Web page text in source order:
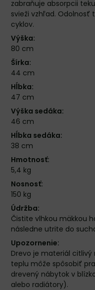
zabraňuje absorpcii
svieži vzhľad.
cyklov.
Výška:
80 cm
Šírka:
44 cm
Hĺbka:
47 cm
Výška sedáka:
46 cm
Hĺbka sedáka:
38 cm
Hmotnosť:
5,4 kg
Nosnosť:
150 kg
Údržba:
Čistite vlhkou mäkkou
následne utrite do
Upozornenie:
Drevo je materiál
teplu môže spôsobiť
drevený nábytok v
alebo radiátory).